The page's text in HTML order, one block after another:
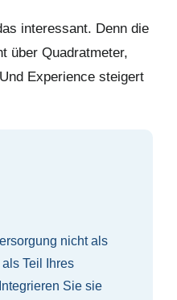
interessant. Denn die
über Quadratmeter,
Experience steigert
nicht als
als Teil Ihres
Sie sie